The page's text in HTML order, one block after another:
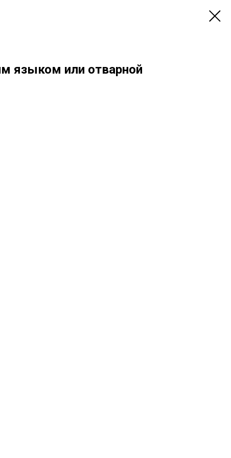
языком или отварной